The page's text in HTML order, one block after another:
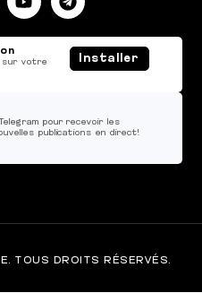
sur votre
Installer
pour recevoir les
publications en direct!
TOUS DROITS RÉSERVÉS.